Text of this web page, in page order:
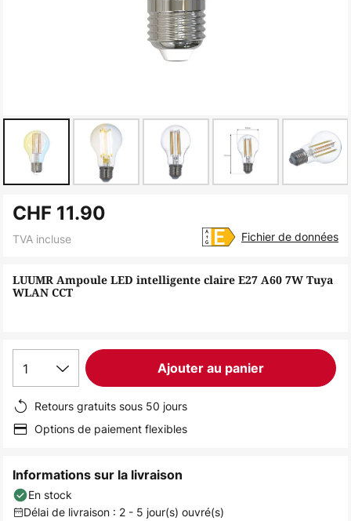
to
the
of
the
LUUMR Ampoule LED intelligente claire E27 A60 7W Tuya
WLAN CCT
CHF 11.90
TVA incluse Fichier de données
1 Ajouter au panier
Retours gratuits sous 50 jours
Options de paiement flexibles
Informations sur la livraison
En stock
Délai de livraison : 2 - 5 jour(s) ouvré(s)